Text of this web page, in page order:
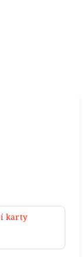
karty